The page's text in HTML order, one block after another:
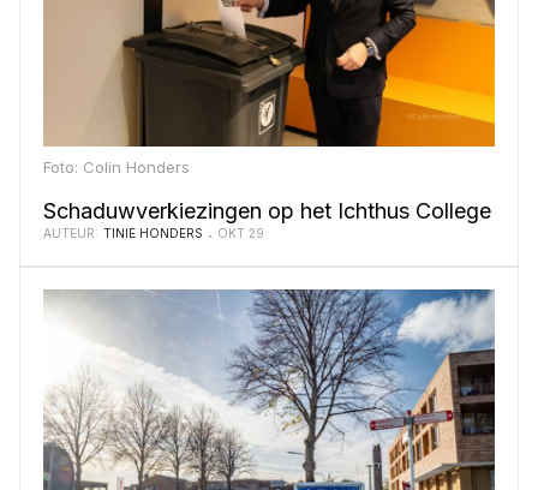
Foto: Colin Honders
Schaduwverkiezingen op het Ichthus College
AUTEUR: TINIE HONDERS OKT 29